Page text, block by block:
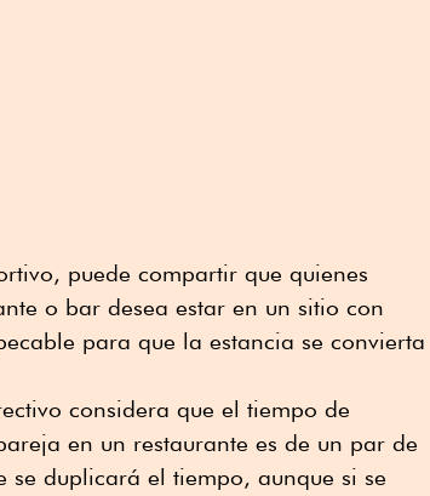
puede compartir que quienes
o bar desea estar en un sitio con
para que la estancia se convierta
considera que el tiempo de
en un restaurante es de un par de
duplicará el tiempo, aunque si se